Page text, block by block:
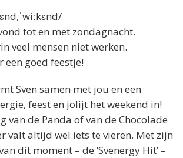
tot en met zondagnacht.
veel mensen niet werken.
een goed feestje!
Sven samen met jou en een
feest en jolijt het weekend in!
van de Panda of van de Chocolade
valt altijd wel iets te vieren. Met zijn
dit moment – de ‘Svenergy Hit’ –